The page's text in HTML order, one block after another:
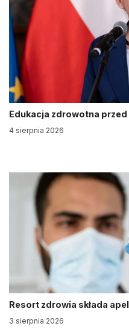
Edukacja zdrowotna
4 sierpnia 2026
Resort zdrowia składa
3 sierpnia 2026